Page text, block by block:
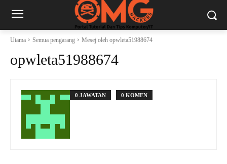
Utama Semua pengarang Mesej oleh opwleta51988674
opwleta51988674
0 JAWATAN 0 KOMEN